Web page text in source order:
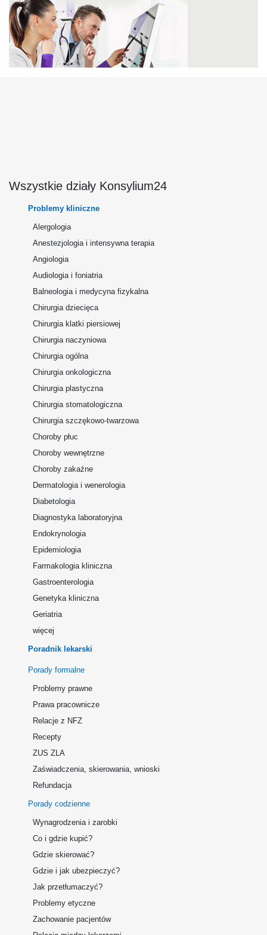
Wszystkie działy Konsylium24
Problemy kliniczne
Alergologia
Anestezjologia i intensywna terapia
Angiologia
Audiologia i foniatria
Balneologia i medycyna fizykalna
Chirurgia dziecięca
Chirurgia klatki piersiowej
Chirurgia naczyniowa
Chirurgia ogólna
Chirurgia onkologiczna
Chirurgia plastyczna
Chirurgia stomatologiczna
Chirurgia szczękowo-twarzowa
Choroby płuc
Choroby wewnętrzne
Choroby zakaźne
Dermatologia i wenerologia
Diabetologia
Diagnostyka laboratoryjna
Endokrynologia
Epidemiologia
Farmakologia kliniczna
Gastroenterologia
Genetyka kliniczna
Geriatria
więcej
Poradnik lekarski
Porady formalne
Problemy prawne
Prawa pracownicze
Relacje z NFZ
Recepty
ZUS ZLA
Zaświadczenia, skierowania, wnioski
Refundacja
Porady codzienne
Wynagrodzenia i zarobki
Co i gdzie kupić?
Gdzie skierować?
Gdzie i jak ubezpieczyć?
Jak przetłumaczyć?
Problemy etyczne
Zachowanie pacjentów